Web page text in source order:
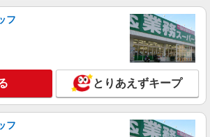
ャリアセンター/KT600117058303
事務
月給258200円 ★交通費規定に基づき交通費支
東京都新宿区（東京メトロ丸ノ内線新宿御苑前
詳細を見る
フ
とりあえずキープ
フ